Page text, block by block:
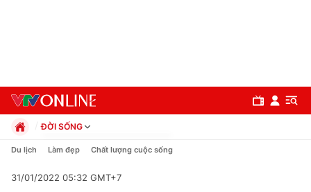
ĐỜI SỐNG
Chính trị
Pháp luật
Du lịch Làm đẹp Chất lượng cuộc sống
31/01/2022 05:32 GMT+7